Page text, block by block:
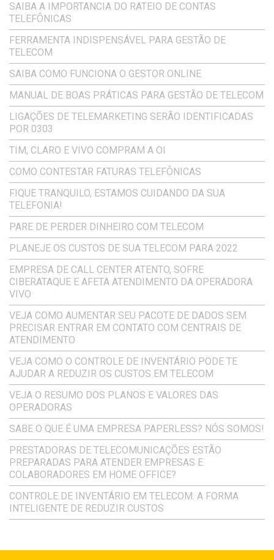
SAIBA A IMPORTANCIA DO RATEIO DE CONTAS
TELEFÔNICAS
FERRAMENTA INDISPENSÁVEL PARA GESTÃO DE
TELECOM
SAIBA COMO FUNCIONA O GESTOR ONLINE
MANUAL DE BOAS PRÁTICAS PARA GESTÃO DE TELECOM
LIGAÇÕES DE TELEMARKETING SERÃO IDENTIFICADAS
POR 0303
TIM, CLARO E VIVO COMPRAM A OI
COMO CONTESTAR FATURAS TELEFÔNICAS
FIQUE TRANQUILO, ESTAMOS CUIDANDO DA SUA
TELEFONIA!
PARE DE PERDER DINHEIRO COM TELECOM
PLANEJE OS CUSTOS DE SUA TELECOM PARA 2022
EMPRESA DE CALL CENTER ATENTO, SOFRE
CIBERATAQUE E AFETA ATENDIMENTO DA OPERADORA
VIVO
VEJA COMO AUMENTAR SEU PACOTE DE DADOS SEM
PRECISAR ENTRAR EM CONTATO COM CENTRAIS DE
ATENDIMENTO
VEJA COMO O CONTROLE DE INVENTÁRIO PODE TE
AJUDAR A REDUZIR OS CUSTOS EM TELECOM
VEJA O RESUMO DOS PLANOS E VALORES DAS
OPERADORAS
SABE O QUE É UMA EMPRESA PAPERLESS? NÓS SOMOS!
PRESTADORAS DE TELECOMUNICAÇÕES ESTÃO
PREPARADAS PARA ATENDER EMPRESAS E
COLABORADORES EM HOME OFFICE?
CONTROLE DE INVENTÁRIO EM TELECOM: A FORMA
INTELIGENTE DE REDUZIR CUSTOS